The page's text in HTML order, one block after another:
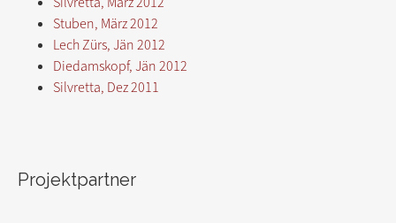
Stuben, März 2012
Lech Zürs, Jän 2012
Diedamskopf, Jän 2012
Silvretta, Dez 2011
Projektpartner